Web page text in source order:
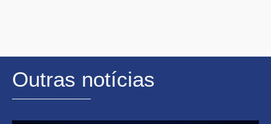
Outras notícias